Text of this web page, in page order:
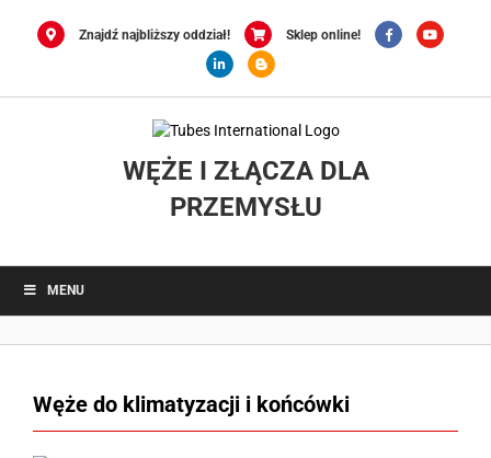
Znajdź najbliższy oddział! Sklep online!
WĘŻE I ZŁĄCZA DLA
PRZEMYSŁU
MENU
Węże do klimatyzacji i końcówki